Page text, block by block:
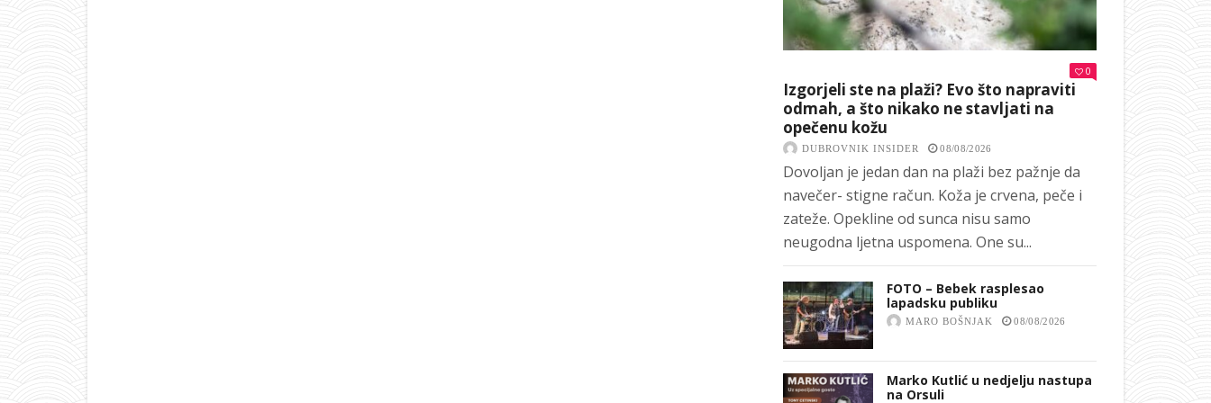
0
Izgorjeli ste na plaži? Evo što napraviti
odmah, a što nikako ne stavljati na
opečenu kožu
DUBROVNIK INSIDER 08/08/2026
Dovoljan je jedan dan na plaži bez pažnje da
navečer- stigne račun. Koža je crvena, peče i
zateže. Opekline od sunca nisu samo
neugodna ljetna uspomena. One su...
FOTO – Bebek rasplesao
lapadsku publiku
MARO BOŠNJAK 08/08/2026
Marko Kutlić u nedjelju nastupa
na Orsuli